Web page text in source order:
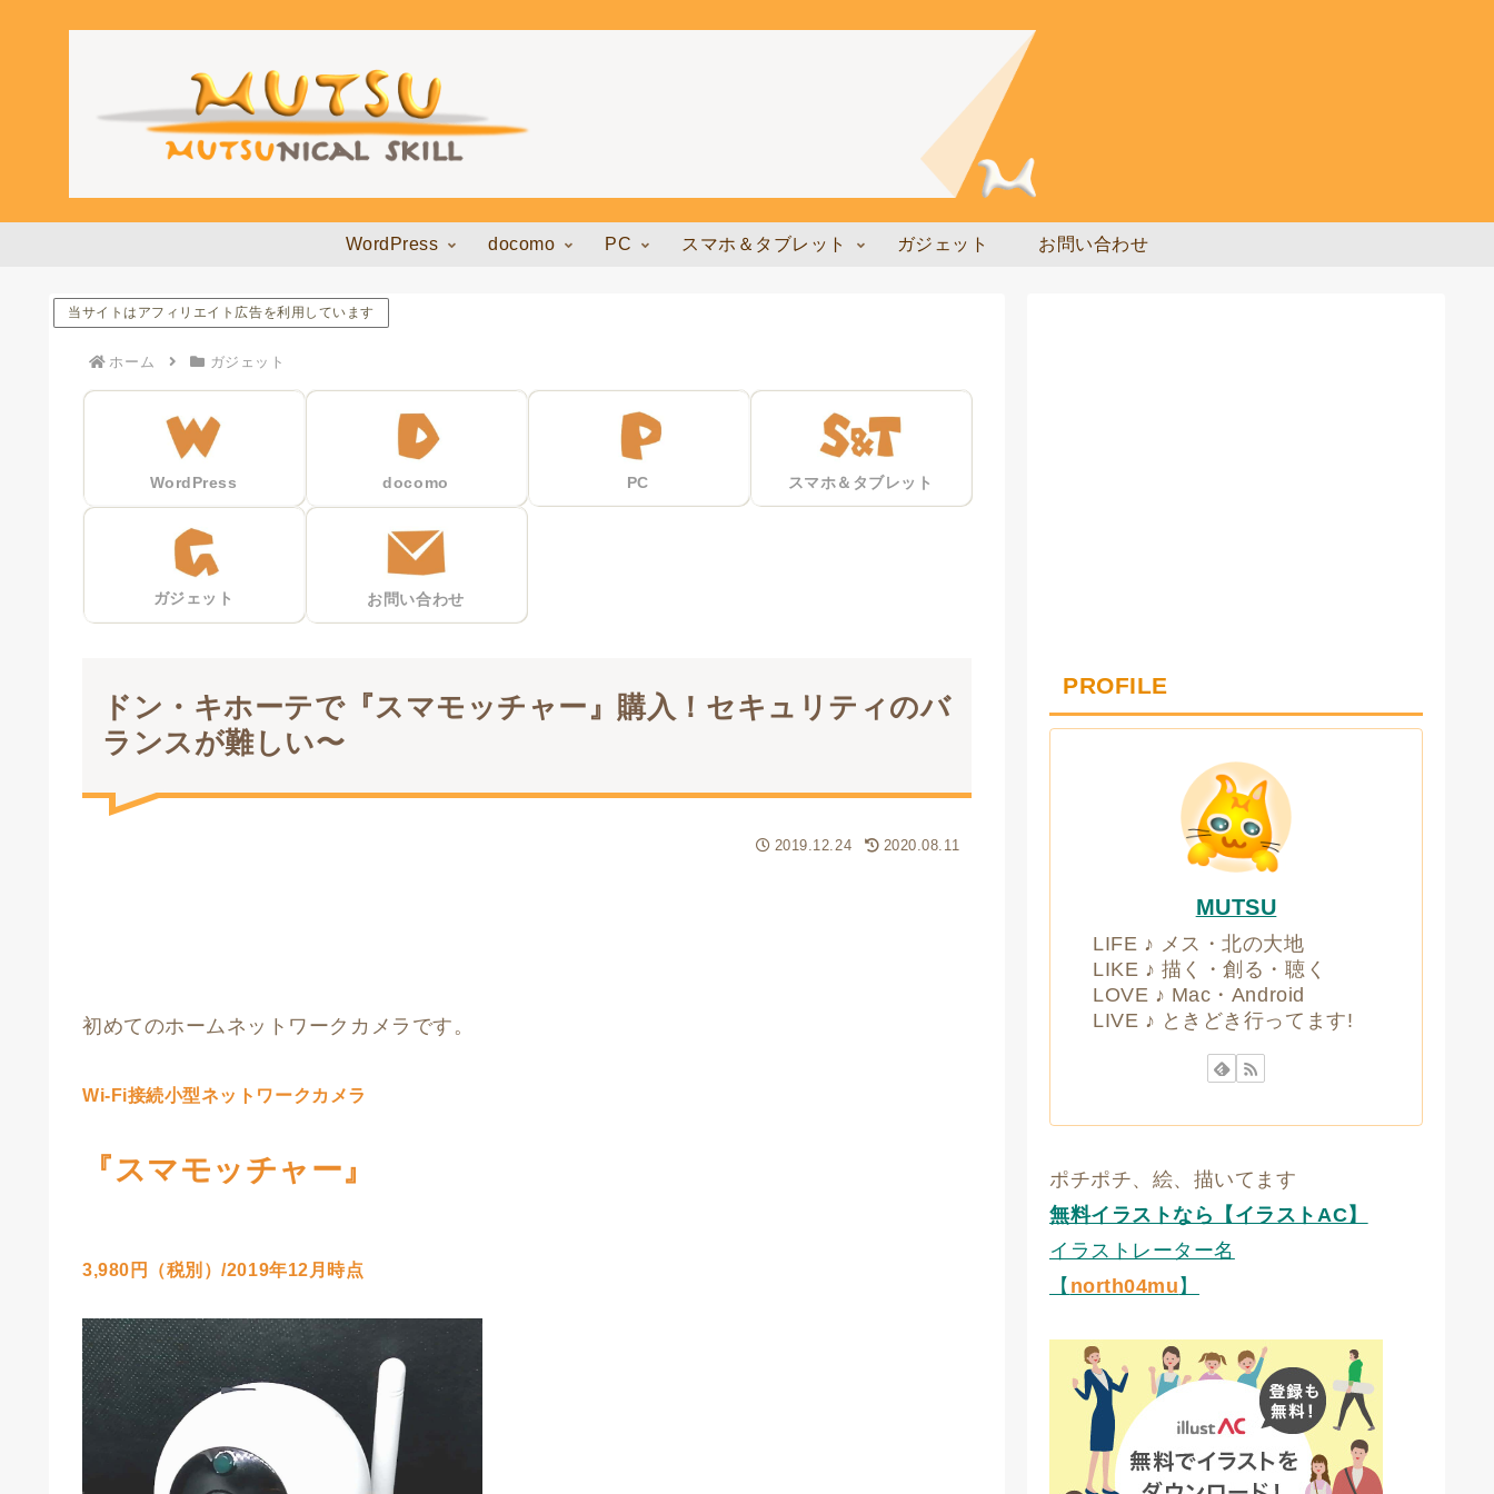
WordPress docomo PC スマホ＆タブレット ガジェット お問い合わせ
当サイトはアフィリエイト広告を利用しています
ホーム ガジェット
WordPress docomo PC スマホ＆タブレット
ガジェット お問い合わせ
ドン・キホーテで『スマモッチャー』購入！セキュリティのバ
ランスが難しい〜
2019.12.24 2020.08.11
初めてのホームネットワークカメラです。
Wi-Fi接続小型ネットワークカメラ
『スマモッチャー』
3,980円（税別）/2019年12月時点
PROFILE
MUTSU
LIFE ♪ メス・北の大地
LIKE ♪ 描く・創る・聴く
LOVE ♪ Mac・Android
LIVE ♪ ときどき行ってます!
ポチポチ、絵、描いてます
無料イラストなら【イラストAC】
イラストレーター名
【 north04mu 】